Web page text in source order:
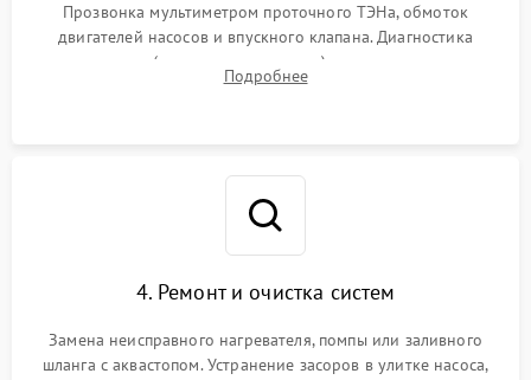
Прозвонка мультиметром проточного ТЭНа, обмоток
двигателей насосов и впускного клапана. Диагностика
прессостата (датчика уровня воды), датчика мутности,
концевика дверцы и электронного модуля управления.
Подробнее
4. Ремонт и очистка систем
Замена неисправного нагревателя, помпы или заливного
шланга с аквастопом. Устранение засоров в улитке насоса,